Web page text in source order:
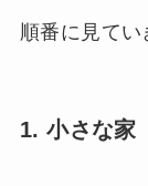
順番に見てい
1. 小さな家